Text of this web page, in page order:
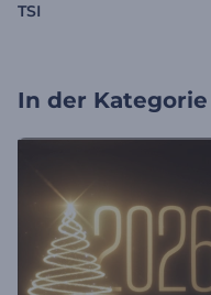
TSI
In der Kategorie